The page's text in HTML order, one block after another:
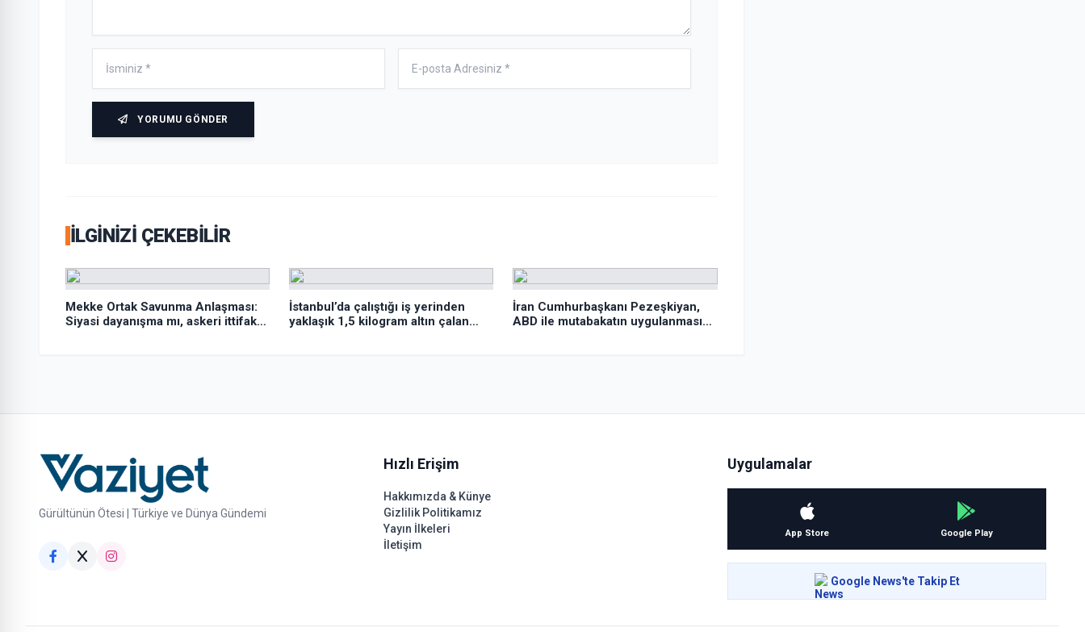
YORUMU GÖNDER
İLGINIZI ÇEKEBILIR
Mekke Ortak Savunma Anlaşması:
Siyasi dayanışma mı, askeri ittifak
İstanbul’da çalıştığı iş yerinden
yaklaşık 1,5 kilogram altın çalan
İran Cumhurbaşkanı Pezeşkiyan,
ABD ile mutabakatın uygulanmasını
Gürültünün Ötesi | Türkiye ve Dünya Gündemi
Hızlı Erişim
Hakkımızda & Künye
Gizlilik Politikamız
Yayın İlkeleri
İletişim
Uygulamalar
App Store Google Play
Google News'te Takip Et